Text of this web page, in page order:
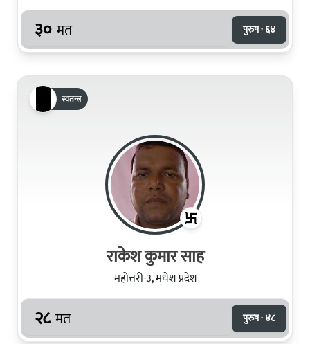
३० मत पुरुष · ६४
स्वतन्त्र
राकेश कुमार साह
महोत्तरी-३, मधेश प्रदेश
२८ मत पुरुष · ४८